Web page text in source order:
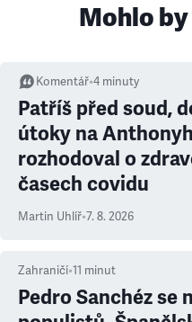
Mohlo
Komentář•4 minuty
Patříš před soud,
útoky na
rozhodoval o
časech covidu
Martin Uhlíř•7. 8. 2026
Zahraničí•11 minut
Pedro Sanchéz se